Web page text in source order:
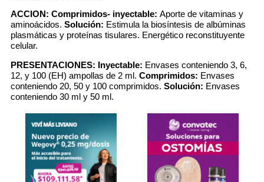
ACCION: Comprimidos- inyectable: Aporte de vitaminas y
aminoácidos. Solución: Estimula la biosíntesis de albúminas
plasmáticas y proteínas tisulares. Energético reconstituyente
celular.
PRESENTACIONES: Inyectable: Envases conteniendo 3, 6,
12, y 100 (EH) ampollas de 2 ml. Comprimidos: Envases
conteniendo 20, 50 y 100 comprimidos. Solución: Envases
conteniendo 30 ml y 50 ml.